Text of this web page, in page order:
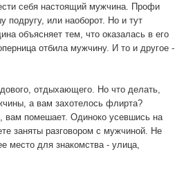
себя настоящий мужчина. Профи
подругу, или наоборот. Но и тут
объясняет тем, что оказалась в его
отбила мужчину. И то и другое -
отдыхающего. Но что делать,
а вам захотелось флирта?
вам помешает. Одиноко усевшись на
заняты разговором с мужчиной. Не
место для знакомства - улица,